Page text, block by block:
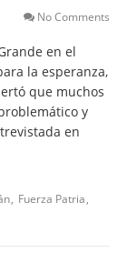
No Comments
en el
la esperanza,
que muchos
y
en
Fuerza Patria